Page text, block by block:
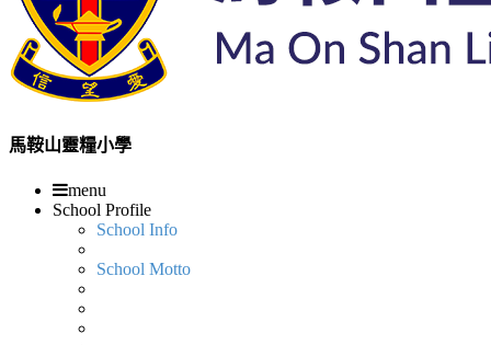
馬鞍山靈糧小學
menu
School Profile
School Info
School Motto